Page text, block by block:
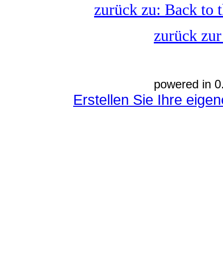
zurück zu: Back to
zurück
powered in
Erstellen Sie Ihre